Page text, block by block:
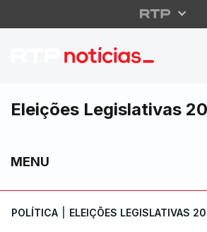
Ventura teve
Eleições Legislativas
MENU
POLÍTICA ELEIÇÕES LEGISLATIVAS